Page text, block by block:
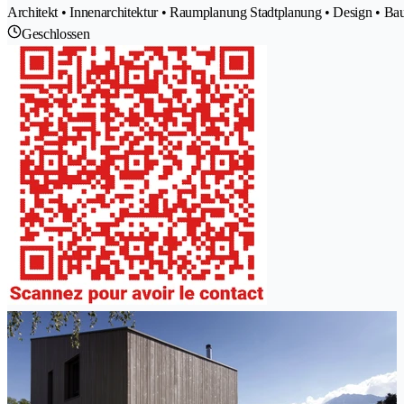
Architekt • Innenarchitektur • Raumplanung Stadtplanung • Design •
Geschlossen